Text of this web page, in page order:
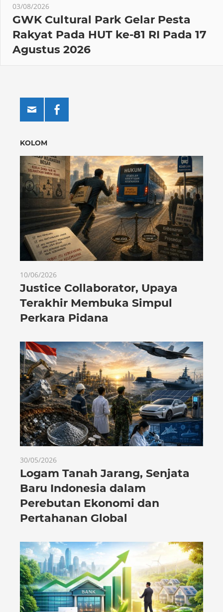
03/08/2026
GWK Cultural Park Gelar Pesta
Rakyat Pada HUT ke-81 RI Pada 17
Agustus 2026
KOLOM
10/06/2026
Justice Collaborator, Upaya
Terakhir Membuka Simpul
Perkara Pidana
30/05/2026
Logam Tanah Jarang, Senjata
Baru Indonesia dalam
Perebutan Ekonomi dan
Pertahanan Global